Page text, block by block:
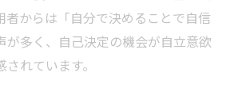
者からは「自分で決めることで自信
が多く、自己決定の機会が自立意欲
れています。